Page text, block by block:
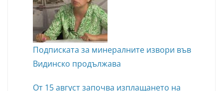
Подписката за минералните извори във
Видинско продължава
От 15 август започва изплащането на